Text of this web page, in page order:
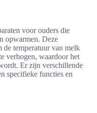
voor ouders die
opwarmen. Deze
de temperatuur van melk
verhogen, waardoor het
Er zijn verschillende
specifieke functies en